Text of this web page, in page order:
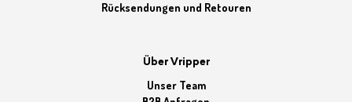
Rücksendungen und Retouren
Über Vripper
Unser Team